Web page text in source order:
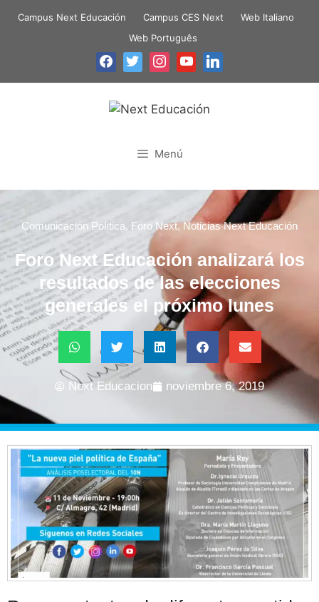
Campus Next Educación Campus CES Next
Web Italiano
Web Português
Menú
Comunicación Política, Foro Next,Noticias Next Educación
Foro Next Educación analizará los
resultados de las elecciones
generales el próximo lunes
Next Educacion noviembre 6, 2019